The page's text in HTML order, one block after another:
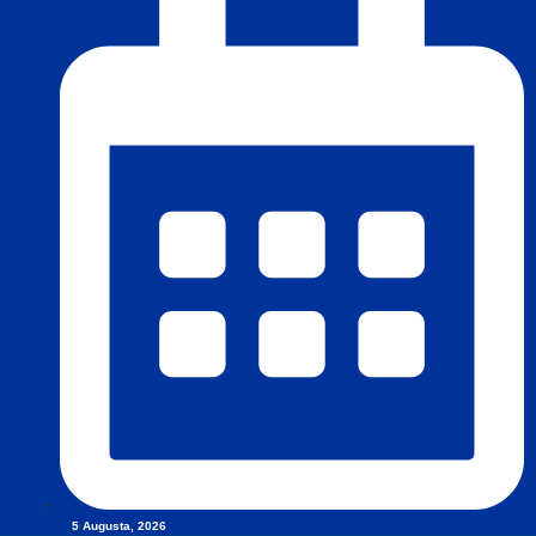
5 Augusta, 2026